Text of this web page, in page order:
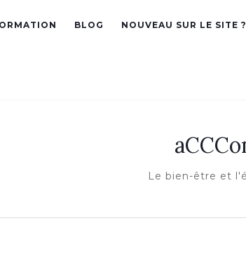
BLOG NOUVEAU SUR LE SITE
Le bien-être et